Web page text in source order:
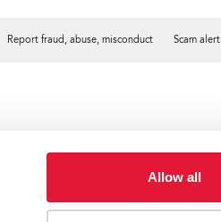
Allow all
Report fraud, abuse, misconduct Scam alert